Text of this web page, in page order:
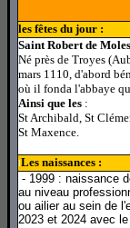
les fêtes du jour :
Saint Robert de
Né près de Troyes
mars 1110, d'abord
où il fonda l'abbaye
Ainsi que les :
St Archibald, St
St Maxence.
lLes naissances :
- 1999 : naissance
au niveau
ou ailier au sein de
2023 et 2024 avec